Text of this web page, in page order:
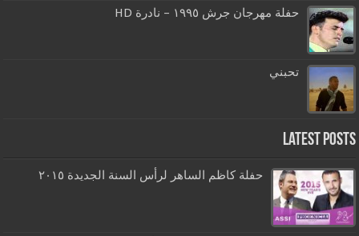
حفلة مهرجان جرش ١٩٩٥ – نادرة HD
تحبني
Latest Posts
حفلة كاظم الساهر لرأس السنة الجديدة ٢٠١٥